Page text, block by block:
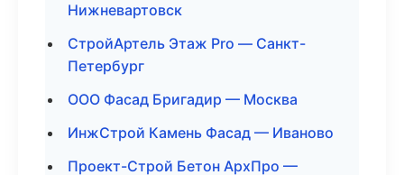
Нижневартовск
СтройАртель Этаж Pro — Санкт-
Петербург
ООО Фасад Бригадир — Москва
ИнжСтрой Камень Фасад — Иваново
Проект-Строй Бетон АрхПро —